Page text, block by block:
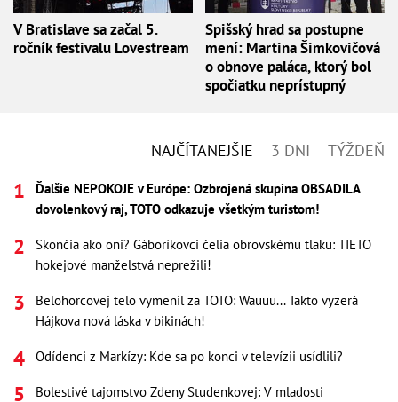
V Bratislave sa začal 5.
ročník festivalu Lovestream
Spišský hrad sa postupne
mení: Martina Šimkovičová
o obnove paláca, ktorý bol
spočiatku neprístupný
NAJČÍTANEJŠIE 3 DNI TÝŽDEŇ
Ďalšie NEPOKOJE v Európe: Ozbrojená skupina OBSADILA
dovolenkový raj, TOTO odkazuje všetkým turistom!
Skončia ako oni? Gáboríkovci čelia obrovskému tlaku: TIETO
hokejové manželstvá neprežili!
Belohorcovej telo vymenil za TOTO: Wauuu... Takto vyzerá
Hájkova nová láska v bikinách!
Odídenci z Markízy: Kde sa po konci v televízii usídlili?
Bolestivé tajomstvo Zdeny Studenkovej: V mladosti